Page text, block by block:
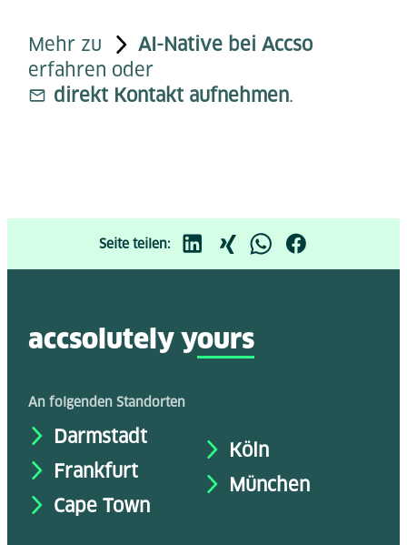
Mehr zu
AI-Native bei Accso
erfahren oder
direkt Kontakt aufnehmen.
Seite teilen:
accsolutely yours
An folgenden Standorten
Darmstadt
Frankfurt
Cape Town
Köln
München